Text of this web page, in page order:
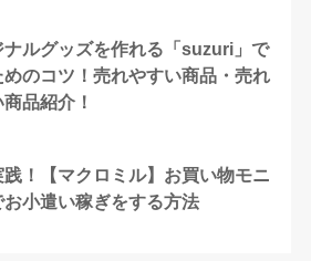
ナルグッズを作れる「suzuri」で
めのコツ！売れやすい商品・売れ
品紹介！
！【マクロミル】お買い物モニ
お小遣い稼ぎをする方法